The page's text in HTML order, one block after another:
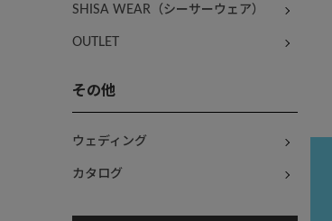
SHISA WEAR（シーサーウェア）
OUTLET
その他
ウェディング
カタログ